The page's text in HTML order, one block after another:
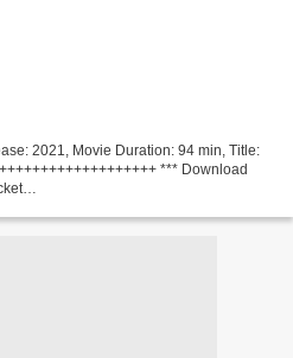
2021, Movie Duration: 94 min, Title:
*** Download